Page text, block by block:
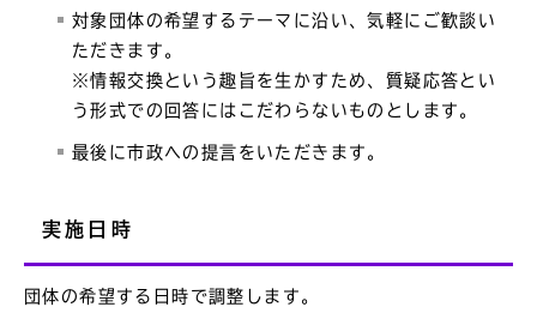
対象団体の希望するテーマに沿い、気軽にご歓談い
ただきます。
※情報交換という趣旨を生かすため、質疑応答とい
う形式での回答にはこだわらないものとします。
最後に市政への提言をいただきます。
実施日時
団体の希望する日時で調整します。